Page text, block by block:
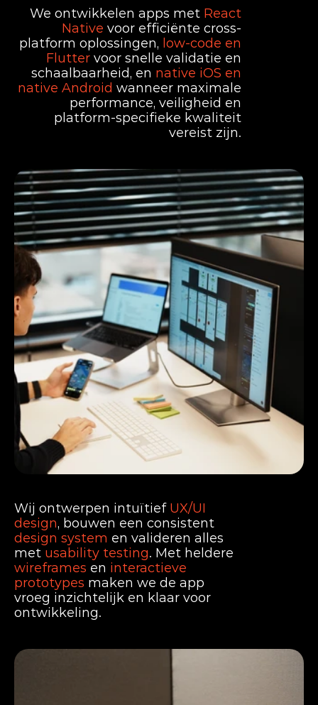
We ontwikkelen apps met React
Native voor efficiënte cross-
platform oplossingen, low-code en
Flutter voor snelle validatie en
schaalbaarheid, en native iOS en
native Android wanneer maximale
performance, veiligheid en
platform-specifieke kwaliteit
vereist zijn.
UI/UX Design
Wij ontwerpen intuïtief UX/UI
design, bouwen een consistent
design system en valideren alles
met usability testing. Met heldere
wireframes en interactieve
prototypes maken we de app
vroeg inzichtelijk en klaar voor
ontwikkeling.